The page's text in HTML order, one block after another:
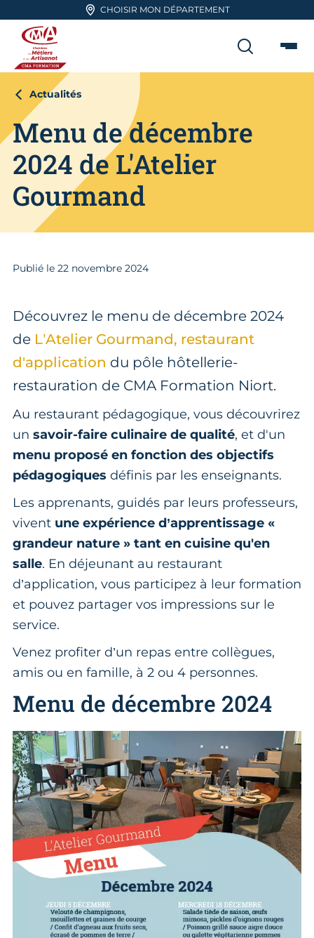
Aller en haut de pageCHOISIR MON DÉPARTEMENT
CMA FORMATION
Actualités
Menu de décembre
2024 de L'Atelier
Gourmand
Publié le 22 novembre 2024
Découvrez le menu de décembre 2024
de L’Atelier Gourmand, restaurant
d'application du pôle hôtellerie-
restauration de CMA Formation Niort.
Au restaurant pédagogique, vous découvrirez
un savoir-faire culinaire de qualité, et d'un
menu proposé en fonction des objectifs
pédagogiques définis par les enseignants.
Les apprenants, guidés par leurs professeurs,
vivent une expérience d’apprentissage «
grandeur nature » tant en cuisine qu'en
salle. En déjeunant au restaurant
d’application, vous participez à leur formation
et pouvez partager vos impressions sur le
service.
Venez profiter d’un repas entre collègues,
amis ou en famille, à 2 ou 4 personnes.
Menu de décembre 2024